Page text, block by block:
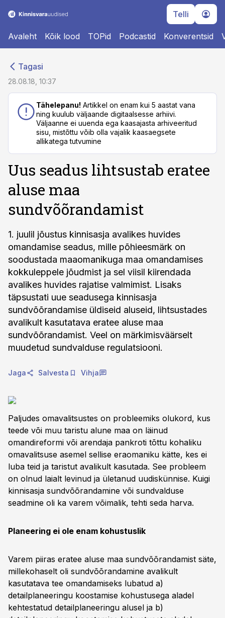
Telli
Avaleht Kõik lood TOPid Podcastid Konverentsid
Tagasi
28.08.18, 10:37
Tähelepanu! Artikkel on enam kui 5 aastat vana
ning kuulub väljaande digitaalsesse arhiivi.
Väljaanne ei uuenda ega kaasajasta arhiveeritud
sisu, mistõttu võib olla vajalik kaasaegsete
allikatega tutvumine
Uus seadus lihtsustab eratee
aluse maa
sundvõõrandamist
1. juulil jõustus kinnisasja avalikes huvides
omandamise seadus, mille põhieesmärk on
soodustada maaomanikuga maa omandamises
kokkuleppele jõudmist ja sel viisil kiirendada
avalikes huvides rajatise valmimist. Lisaks
täpsustati uue seadusega kinnisasja
sundvõõrandamise üldiseid aluseid, lihtsustades
avalikult kasutatava eratee aluse maa
sundvõõrandamist. Veel on märkimisväärselt
muudetud sundvalduse regulatsiooni.
Jaga Salvesta Vihja
Paljudes omavalitsustes on probleemiks olukord, kus
teede või muu taristu alune maa on läinud
omandireformi või arendaja pankroti tõttu kohaliku
omavalitsuse asemel sellise eraomaniku kätte, kes ei
luba teid ja taristut avalikult kasutada. See probleem
on olnud laialt levinud ja ületanud uudiskünnise. Kuigi
kinnisasja sundvõõrandamine või sundvalduse
seadmine oli ka varem võimalik, tehti seda harva.
Planeering ei ole enam kohustuslik
Varem piiras eratee aluse maa sundvõõrandamist säte,
millekohaselt oli sundvõõrandamine avalikult
kasutatava tee omandamiseks lubatud a)
detailplaneeringu koostamise kohustusega aladel
kehtestatud detailplaneeringu alusel ja b)